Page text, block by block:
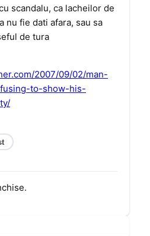
scandalu, ca lacheilor de
nu fie dati afara, sau sa
de tura
2007/09/02/man-
to-show-his-